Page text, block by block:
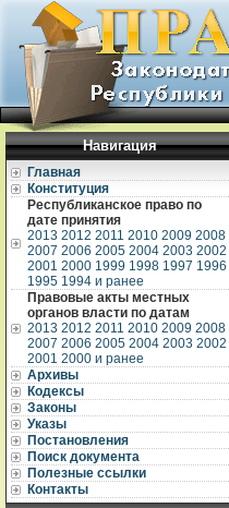
Навигация
Главная
Конституция
Республиканское право по
дате принятия
2013 2012 2011 2010 2009 2008
2007 2006 2005 2004 2003 2002
2001 2000 1999 1998 1997 1996
1995 1994 и ранее
Правовые акты местных
органов власти по датам
2013 2012 2011 2010 2009 2008
2007 2006 2005 2004 2003 2002
2001 2000 и ранее
Архивы
Кодексы
Законы
Указы
Постановления
Поиск документа
Полезные ссылки
Контакты